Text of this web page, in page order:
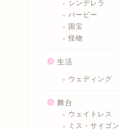
シンデレラ
バービー
国宝
怪物
生活
ウェディング
舞台
ウェイトレス
ミス・サイゴン